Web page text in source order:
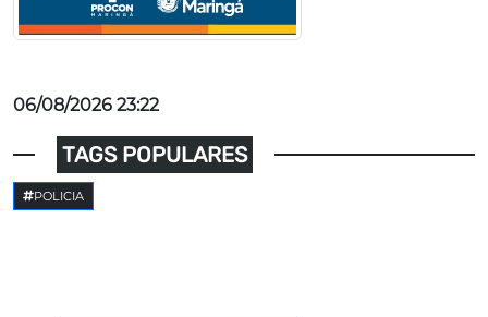
06/08/2026 23:22
TAGS POPULARES
POLICIA